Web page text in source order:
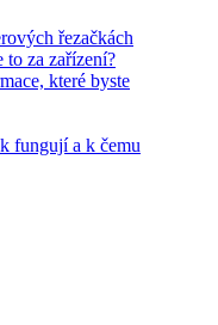
řezačkách
za zařízení?
které byste
fungují a k čemu